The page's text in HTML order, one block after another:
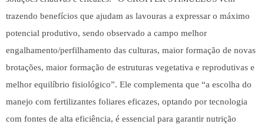
trazendo benefícios que ajudam as lavouras a expressar o máximo
potencial produtivo, sendo observado a campo melhor
engalhamento/perfilhamento das culturas, maior formação de novas
brotações, maior formação de estruturas vegetativa e reprodutivas e
melhor equilíbrio fisiológico”. Ele complementa que “a escolha do
manejo com fertilizantes foliares eficazes, optando por tecnologia
com fontes de alta eficiência, é essencial para garantir nutrição